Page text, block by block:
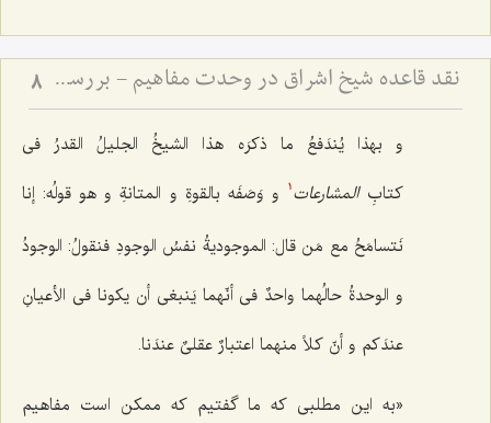
نقد قاعده شیخ اشراق در وحدت مفاهیم - بررسی امکان انتزاع مفاهیم متعدد از ذات واحد 8
و بهذا یُندَفعُ ما ذکرَه هذا الشیخُ الجلیلُ القدرُ فی
کتابِالمشارعات 1
و وَصَفَه بالقوةِ و المتانةِ و هو قولُه: إنا
نَتسامَحُ مع مَن قال: الموجودیةُ نفسُ الوجودِ فنقولُ: الوجودُ
و الوحدةُ حالُهما واحدٌ فی أنّهما یَنبغی أن یکونا فی الأعیانِ
عندَکم و أنّ کلاً منهما اعتبارٌ عقلیٌ عندَنا.
«به این مطلبى که ما گفتیم که ممکن است مفاهیم